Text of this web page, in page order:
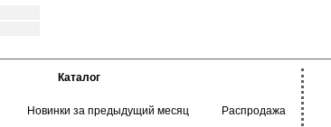
Каталог
Новинки за предыдущий месяц Распродажа